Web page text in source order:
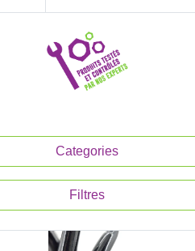
Categories
Filtres